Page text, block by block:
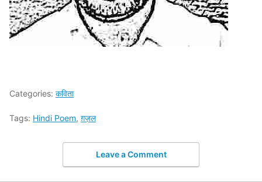
Categories: कविता
Tags: Hindi Poem, ग़ज़ल
Leave a Comment